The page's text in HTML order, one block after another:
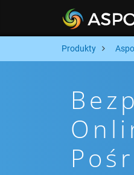
Produkty